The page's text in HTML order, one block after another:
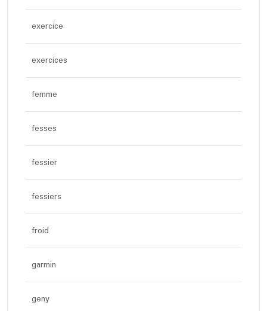
exercice
exercices
femme
fesses
fessier
fessiers
froid
garmin
geny